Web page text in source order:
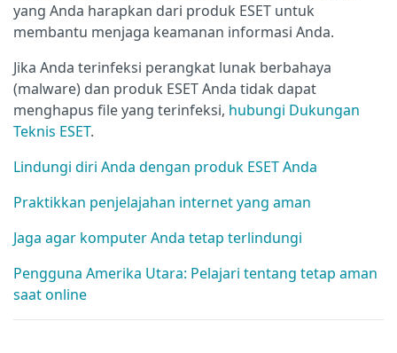
yang Anda harapkan dari produk ESET untuk
membantu menjaga keamanan informasi Anda.
Jika Anda terinfeksi perangkat lunak berbahaya
(malware) dan produk ESET Anda tidak dapat
menghapus file yang terinfeksi, hubungi Dukungan
Teknis ESET.
Lindungi diri Anda dengan produk ESET Anda
Praktikkan penjelajahan internet yang aman
Jaga agar komputer Anda tetap terlindungi
Pengguna Amerika Utara: Pelajari tentang tetap aman
saat online